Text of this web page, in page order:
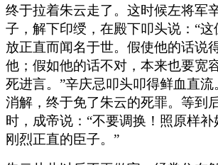
终于拉着朱云走了。这时候左将军
子，解下印绶，在殿下叩头说：“
放正直而闻名于世。假使他的话说
他；假如他的话不对，本来也要宽
死进言。”辛庆忌叩头叩得鲜血直
消解，终于免了朱云的死罪。等到
时，成帝说：“不要调换！照原样
刚烈正直的臣子。”